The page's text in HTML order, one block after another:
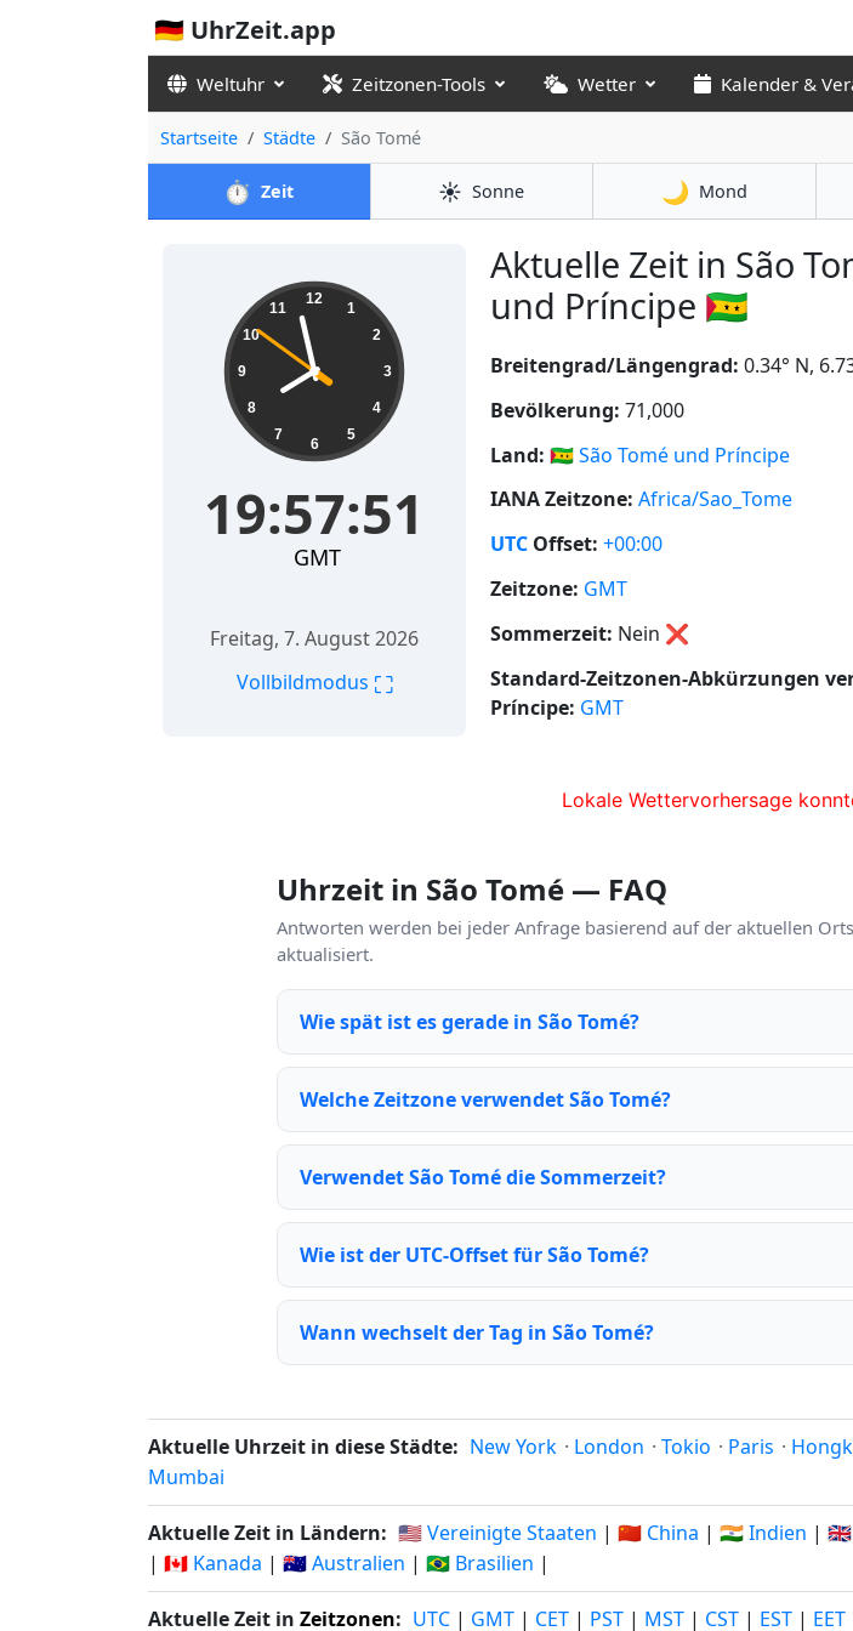
🇩🇪 UhrZeit.app
Weltuhr Zeitzonen-Tools Wetter Kalender &
Startseite Städte São Tomé
⏱️ Zeit ☀️ Sonne 🌙 Mond
Aktuelle Zeit in São
und Príncipe 🇸🇹
19:57:51 12
1
2
3
4
5
6
7
8
9
10
11
19:57:51
GMT
Freitag, 7. August 2026
Vollbildmodus ⛶
Breitengrad/Längengrad: 0.34° N,
Bevölkerung: 71,000
Land: 🇸🇹São Tomé und Príncipe
IANA Zeitzone: Africa/Sao_Tome
UTC Offset: +00:00
Zeitzone: GMT
Sommerzeit: Nein ❌
Standard-Zeitzonen-Abkürzungen
Príncipe: GMT
Lokale Wettervorhersage
Uhrzeit in São Tomé — FAQ
Antworten werden bei jeder Anfrage basierend auf der aktuellen
aktualisiert.
Wie spät ist es gerade in São Tomé?
Welche Zeitzone verwendet São Tomé?
Verwendet São Tomé die Sommerzeit?
Wie ist der UTC-Offset für São Tomé?
Wann wechselt der Tag in São Tomé?
Aktuelle Uhrzeit in diese Städte: New York · London · Tokio · Paris ·
Mumbai
Aktuelle Zeit in Ländern: 🇺🇸 Vereinigte Staaten | 🇨🇳 China | 🇮🇳 Indien |
| 🇨🇦 Kanada | 🇦🇺 Australien | 🇧🇷 Brasilien |
Aktuelle Zeit in Zeitzonen: UTC | GMT | CET | PST | MST | CST | EST | EET